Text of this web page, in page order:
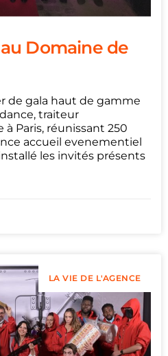
Domaine de
de gala haut de gamme
traiteur
Paris, réunissant 250
accueil evenementiel
les invités présents
LA VIE DE L'AGENCE